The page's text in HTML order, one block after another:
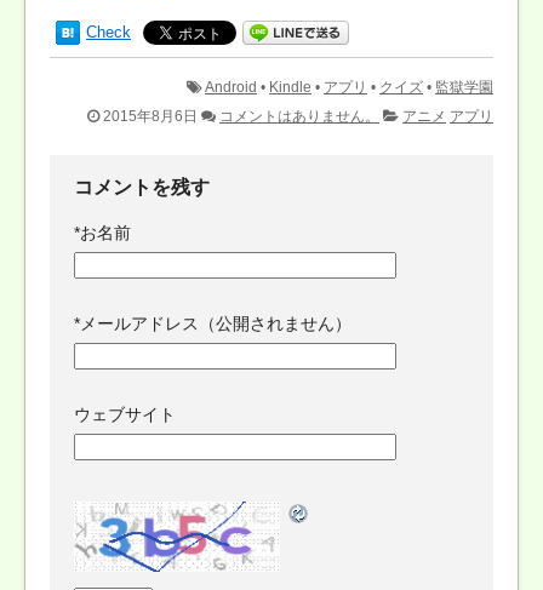
Check
Android • Kindle • アプリ • クイズ • 監獄学園
2015年8月6日
コメントはありません。 アニメ アプリ
コメントを残す
*お名前
* メールアドレス（公開されません）
ウェブサイト